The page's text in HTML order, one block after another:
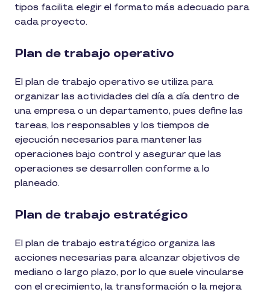
tipos facilita elegir el formato más adecuado para
cada proyecto.
Plan de trabajo operativo
El plan de trabajo operativo se utiliza para
organizar las actividades del día a día dentro de
una empresa o un departamento, pues define las
tareas, los responsables y los tiempos de
ejecución necesarios para mantener las
operaciones bajo control y asegurar que las
operaciones se desarrollen conforme a lo
planeado.
Plan de trabajo estratégico
El plan de trabajo estratégico organiza las
acciones necesarias para alcanzar objetivos de
mediano o largo plazo, por lo que suele vincularse
con el crecimiento, la transformación o la mejora